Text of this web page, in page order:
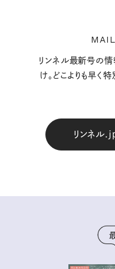
リンネル最新号の情
け。どこよりも早く
リンネル